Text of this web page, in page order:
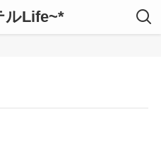
ルLife~*